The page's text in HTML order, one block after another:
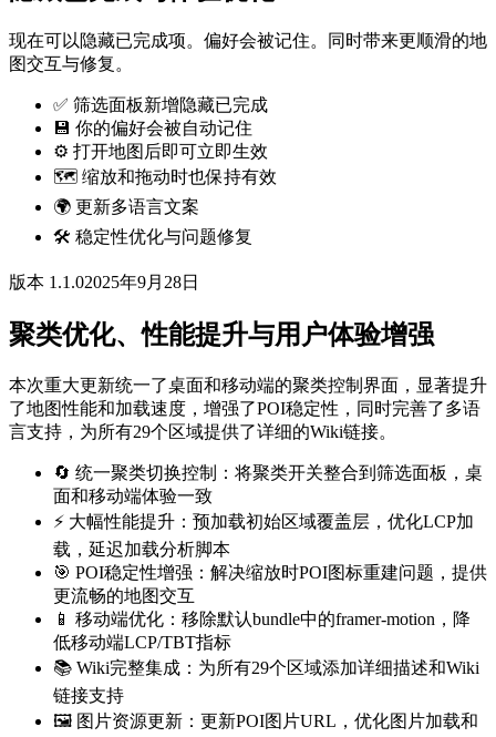
现在可以隐藏已完成项。偏好会被记住。同时带来更顺滑的地
图交互与修复。
✅ 筛选面板新增隐藏已完成
💾 你的偏好会被自动记住
⚙️ 打开地图后即可立即生效
🗺️ 缩放和拖动时也保持有效
🌍 更新多语言文案
🛠️ 稳定性优化与问题修复
版本 1.1.02025年9月28日
聚类优化、性能提升与用户体验增强
本次重大更新统一了桌面和移动端的聚类控制界面，显著提升
了地图性能和加载速度，增强了POI稳定性，同时完善了多语
言支持，为所有29个区域提供了详细的Wiki链接。
🔄 统一聚类切换控制：将聚类开关整合到筛选面板，桌
面和移动端体验一致
⚡ 大幅性能提升：预加载初始区域覆盖层，优化LCP加
载，延迟加载分析脚本
🎯 POI稳定性增强：解决缩放时POI图标重建问题，提供
更流畅的地图交互
📱 移动端优化：移除默认bundle中的framer-motion，降
低移动端LCP/TBT指标
📚 Wiki完整集成：为所有29个区域添加详细描述和Wiki
链接支持
🖼️ 图片资源更新：更新POI图片URL，优化图片加载和